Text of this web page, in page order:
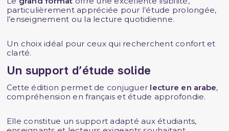
particulièrement appréciée pour l’étude prolongée,
l’enseignement ou la lecture quotidienne.
Un choix idéal pour ceux qui recherchent confort et
clarté.
Un support d’étude solide
Cette édition permet de conjuguer lecture en arabe,
compréhension en français et étude approfondie.
Elle constitue un support adapté aux étudiants,